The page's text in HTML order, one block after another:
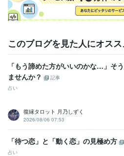
学芸員 取得年 : 2017年
プログラミング言語・フレームワーク
Windows Server:0年
Excel:5年Google スプレッドシート:1年
PowerPoint:5年Word:5年
Adobe Photoshop:2年
得意分野
占い 霊視、オラクル、タロット、手相
仕事
悩み相談・カウンセリング 縁結び、
このブログを見た人にオスス
「もう諦めた方がいいのかな…」そ
ませんか？
記事
占い
復縁タロット 月乃しずく
2026/08/06 07:53
「待つ恋」と「動く恋」の見極め方
占い